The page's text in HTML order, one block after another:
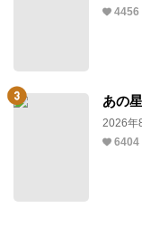
4456
あの
2026年
6404